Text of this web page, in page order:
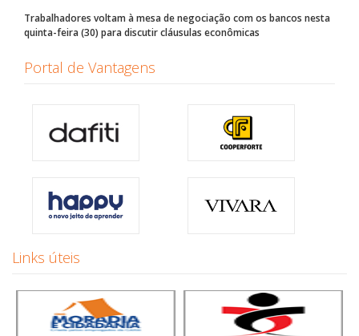
Trabalhadores voltam à mesa de negociação com os bancos nesta
quinta-feira (30) para discutir cláusulas econômicas
Portal de Vantagens
Links úteis